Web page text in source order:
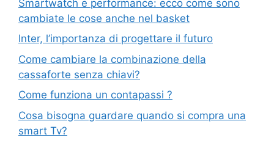
Smartwatch e performance: ecco come sono
cambiate le cose anche nel basket
Inter, l’importanza di progettare il futuro
Come cambiare la combinazione della
cassaforte senza chiavi?
Come funziona un contapassi ?
Cosa bisogna guardare quando si compra una
smart Tv?